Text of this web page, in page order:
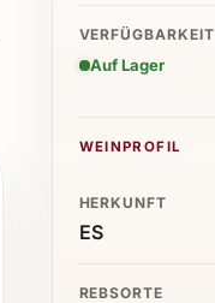
VERFÜGBARKEIT
Auf Lager
WEINPROFIL
HERKUNFT
ES
REBSORTE